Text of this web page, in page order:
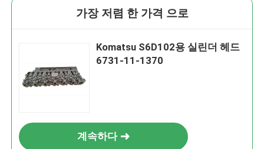
가장 저렴 한 가격 으로
Komatsu S6D102용 실린더 헤드
6731-11-1370
계속하다